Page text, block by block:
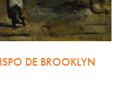
DE BROOKLYN